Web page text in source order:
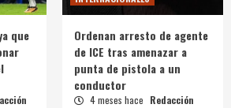
que
Ordenan arresto de agente
de ICE tras amenazar a
punta de pistola a un
conductor
4 meses hace Redacción